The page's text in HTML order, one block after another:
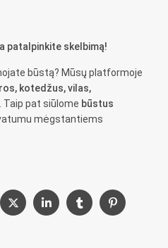
patalpinkite skelbimą!
būstą? Mūsų platformoje
kotedžus, vilas,
Taip pat siūlome būstus
mėgstantiems